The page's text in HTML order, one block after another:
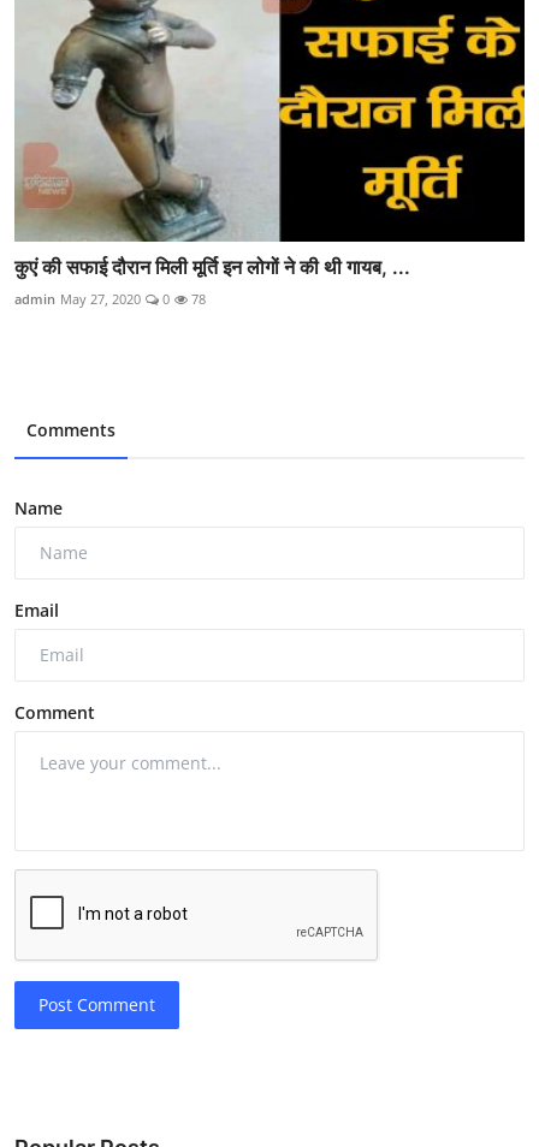
कुएं की सफाई दौरान मिली मूर्ति इन लोगों ने की थी गायब, ...
admin May 27, 2020 0 78
Comments
Name
Email
Comment
Post Comment